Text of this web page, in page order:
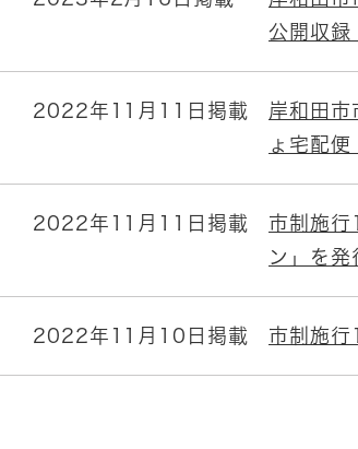
公開収録
2022年11月11日掲載
岸和田
ょ宅配
2022年11月11日掲載
市制施
ン」を発
2022年11月10日掲載 市制施